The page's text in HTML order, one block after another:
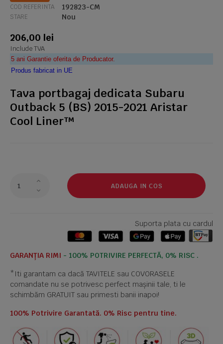
COD REFERINTA 192823-CM
STARE Nou
206,00 lei
Include TVA
5 ani Garantie oferita de Producator.
Produs fabricat in UE
Tava portbagaj dedicata Subaru
Outback 5 (BS) 2015-2021 Aristar
Cool Liner™
ADAUGA IN COS
Suporta plata cu cardul
GARANȚIA RIMI - 100% POTRIVIRE PERFECTĂ, 0% RISC .
*Iti garantam ca dacă TAVITELE sau COVORASELE
comandate nu se potrivesc perfect mașinii tale, ti le
schimbăm GRATUIT sau primesti banii inapoi!
100% Potrivire Garantată. 0% Risc pentru tine.